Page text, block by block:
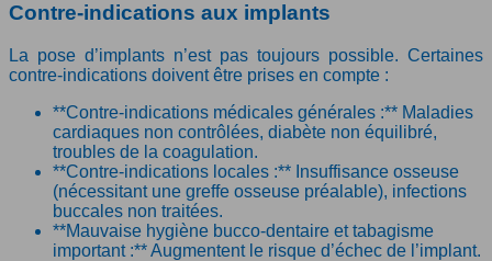
Contre-indications aux implants
La pose d’implants n’est pas toujours possible. Certaines
contre-indications doivent être prises en compte :
**Contre-indications médicales générales :** Maladies
cardiaques non contrôlées, diabète non équilibré,
troubles de la coagulation.
**Contre-indications locales :** Insuffisance osseuse
(nécessitant une greffe osseuse préalable), infections
buccales non traitées.
**Mauvaise hygiène bucco-dentaire et tabagisme
important :** Augmentent le risque d’échec de l’implant.